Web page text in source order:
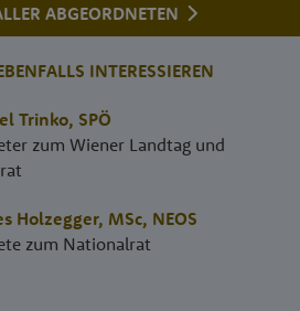
ABGEORDNETEN
INTERESSIEREN
Trinko, SPÖ
zum Wiener Landtag und
Holzegger, MSc, NEOS
zum Nationalrat